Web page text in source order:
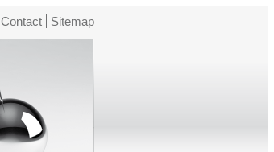
Contact Sitemap